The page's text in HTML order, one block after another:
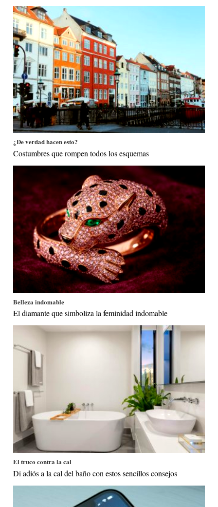
¿De verdad hacen esto?
Costumbres que rompen todos los esquemas
Belleza indomable
El diamante que simboliza la feminidad indomable
El truco contra la cal
Di adiós a la cal del baño con estos sencillos consejos